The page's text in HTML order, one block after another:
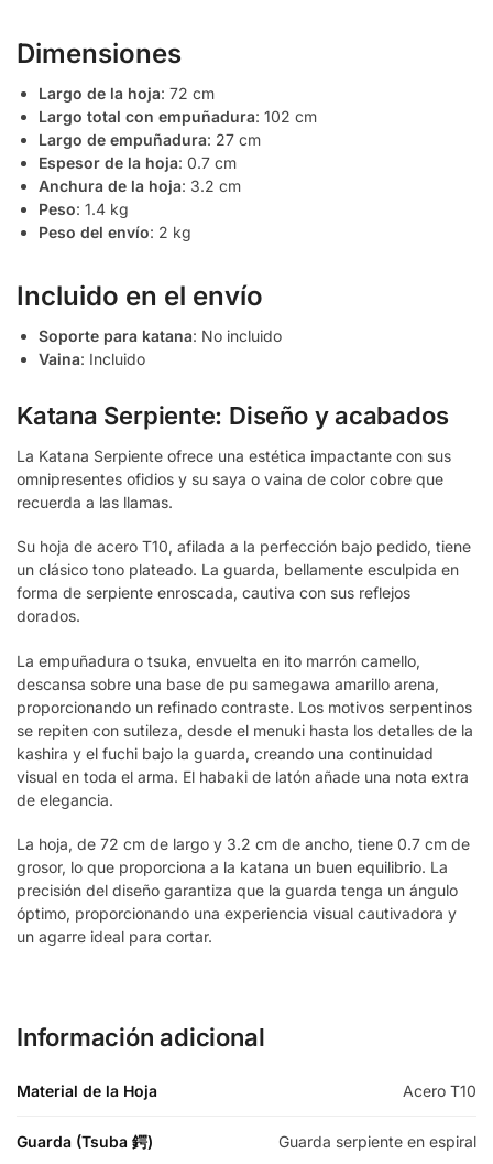
Dimensiones
Largo de la hoja: 72 cm
Largo total con empuñadura: 102 cm
Largo de empuñadura: 27 cm
Espesor de la hoja: 0.7 cm
Anchura de la hoja: 3.2 cm
Peso: 1.4 kg
Peso del envío: 2 kg
Incluido en el envío
Soporte para katana: No incluido
Vaina: Incluido
Katana Serpiente: Diseño y acabados
La Katana Serpiente ofrece una estética impactante con sus
omnipresentes ofidios y su saya o vaina de color cobre que
recuerda a las llamas.
Su hoja de acero T10, afilada a la perfección bajo pedido, tiene
un clásico tono plateado. La guarda, bellamente esculpida en
forma de serpiente enroscada, cautiva con sus reflejos
dorados.
La empuñadura o tsuka, envuelta en ito marrón camello,
descansa sobre una base de pu samegawa amarillo arena,
proporcionando un refinado contraste. Los motivos serpentinos
se repiten con sutileza, desde el menuki hasta los detalles de la
kashira y el fuchi bajo la guarda, creando una continuidad
visual en toda el arma. El habaki de latón añade una nota extra
de elegancia.
La hoja, de 72 cm de largo y 3.2 cm de ancho, tiene 0.7 cm de
grosor, lo que proporciona a la katana un buen equilibrio. La
precisión del diseño garantiza que la guarda tenga un ángulo
óptimo, proporcionando una experiencia visual cautivadora y
un agarre ideal para cortar.
Información adicional
Material de la Hoja Acero T10
Guarda (Tsuba 鍔) Guarda serpiente en espiral